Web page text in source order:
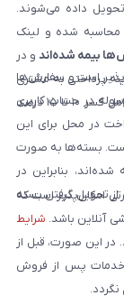
داده می‌شوند.
محاسبه شده و لینک
بیمه شده‌اند و در
پرداختی به مشتری
بازگردانده خواهد شد. توجه داشته باشید که بیمه شامل کسر ۱۰ تا ۱۵ درصد
است و سفارش‌ها
در حساب کاربری
در محل برای این
ارسال ۹۹ هزار تومان است. بسته‌ها به صورت
بنابراین در
تحویل گرفتن بسته
امکان‌پذیر است که
آنلاین باشد. شرایط
در این صورت، قبل از
خدمات پس از فروش